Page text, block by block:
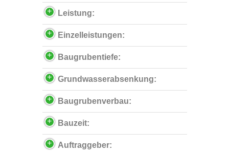
Leistung:
Einzelleistungen:
Baugrubentiefe:
Grundwasserabsenkung:
Baugrubenverbau:
Bauzeit:
Auftraggeber: